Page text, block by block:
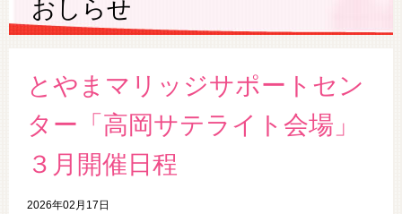
おしらせ
とやまマリッジサポートセン
ター「高岡サテライト会場」
３月開催日程
2026年02月17日